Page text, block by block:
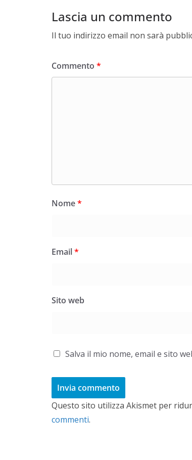
Lascia un commento
Il tuo indirizzo email non sarà
Commento *
Nome*
Email*
Sito web
Salva il mio nome, email e sito
Questo sito utilizza Akismet per
commenti.